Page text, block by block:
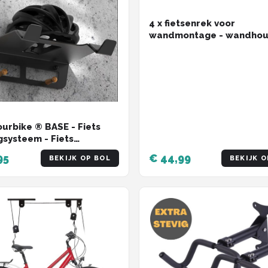
® BASE - Fiets
- Fiets
- Fiets
- Fiets
muurbeugel -
BEKIJK OP BOL
4 x fietsenrek voor
wandmontage -
€ 44,99 BEKIJK